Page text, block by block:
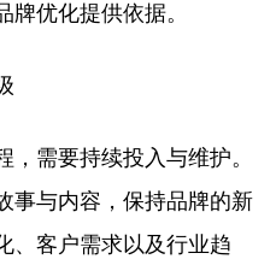
优化提供依据。​
需要持续投入与维护。
事与内容，保持品牌的新
、客户需求以及行业趋